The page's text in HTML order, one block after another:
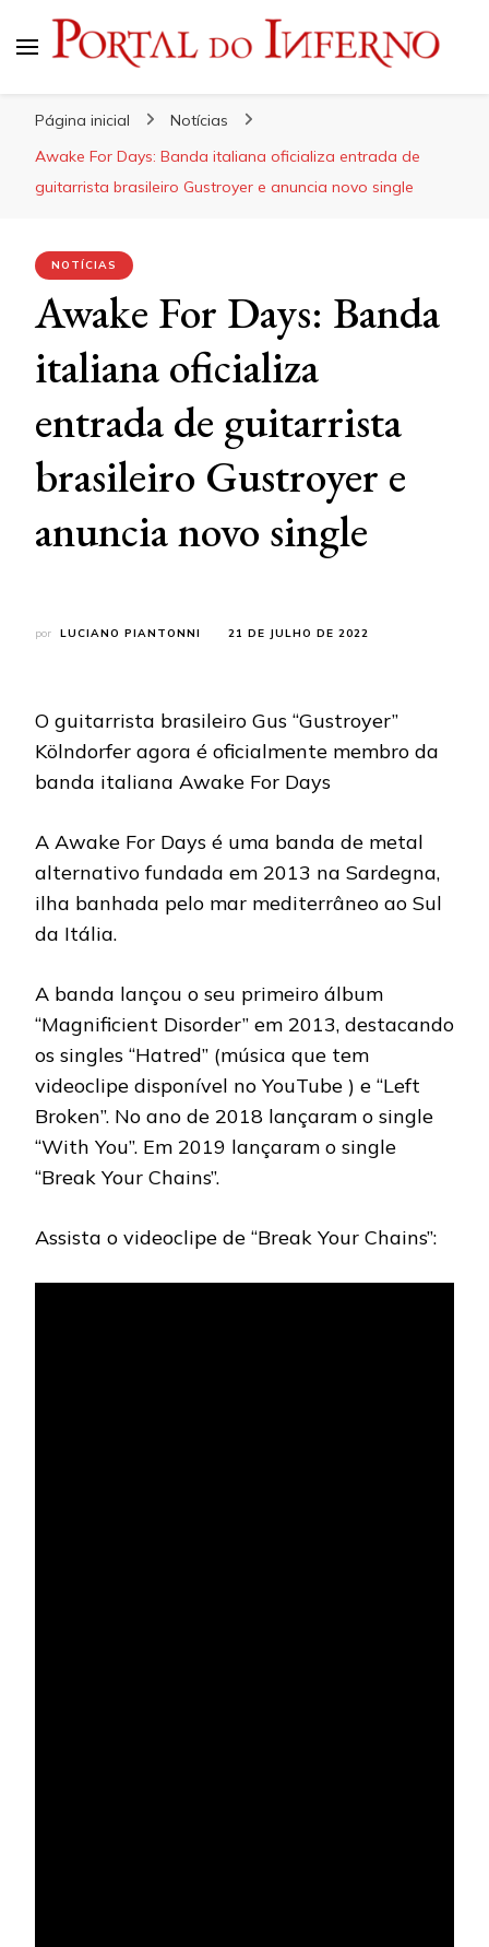
Página inicial
Notícias
Awake For Days: Banda italiana oficializa entrada de
guitarrista brasileiro Gustroyer e anuncia novo single
NOTÍCIAS
Awake For Days: Banda
italiana oficializa
entrada de guitarrista
brasileiro Gustroyer e
anuncia novo single
por LUCIANO PIANTONNI 21 DE JULHO DE 2022
O guitarrista brasileiro Gus “Gustroyer”
Kölndorfer agora é oficialmente membro da
banda italiana Awake For Days
A Awake For Days é uma banda de metal
alternativo fundada em 2013 na Sardegna,
ilha banhada pelo mar mediterrâneo ao Sul
da Itália.
A banda lançou o seu primeiro álbum
“Magnificient Disorder” em 2013, destacando
os singles “Hatred” (música que tem
videoclipe disponível no YouTube ) e “Left
Broken”. No ano de 2018 lançaram o single
“With You”. Em 2019 lançaram o single
“Break Your Chains”.
Assista o videoclipe de “Break Your Chains”: